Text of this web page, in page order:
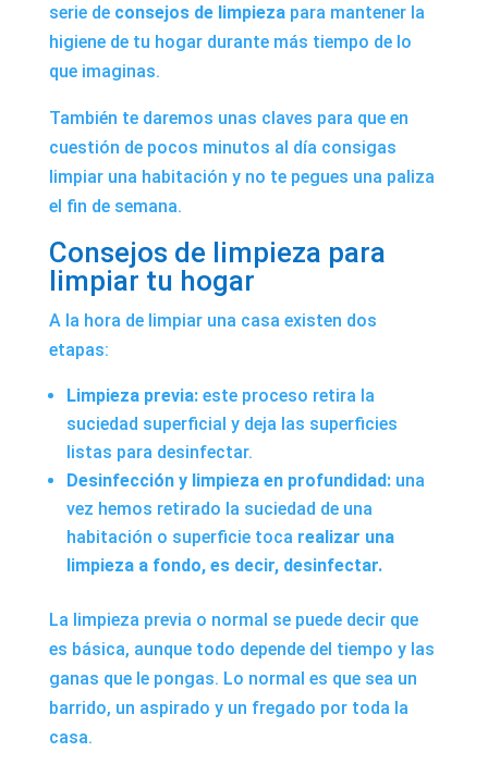
serie de consejos de limpiezapara mantener la
higiene de tu hogar durante más tiempo de lo
que imaginas.
También te daremos unas claves para que en
cuestión de pocos minutos al día consigas
limpiar una habitación y no te pegues una paliza
el fin de semana.
Consejos de limpieza para
limpiar tu hogar
A la hora de limpiar una casa existen dos
etapas:
Limpieza previa:este proceso retira la
suciedad superficial y deja las superficies
listas para desinfectar.
Desinfección y limpieza en profundidad:una
vez hemos retirado la suciedad de una
habitación o superficie toca realizar una
limpieza a fondo, es decir, desinfectar.
La limpieza previa o normal se puede decir que
es básica, aunque todo depende del tiempo y las
ganas que le pongas. Lo normal es que sea un
barrido, un aspirado y un fregado por toda la
casa.